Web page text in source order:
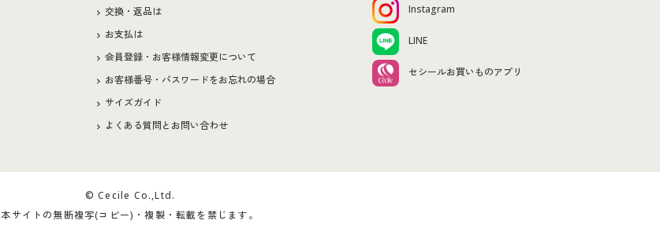
交換・返品は
お支払は
会員登録・お客様情報変更について
お客様番号・パスワードをお忘れの場合
サイズガイド
よくある質問とお問い合わせ
Instagram
LINE
セシールお買いものアプリ
© Cecile Co.,Ltd.
本サイトの無断複写(コピー)・複製・転載を禁じます。